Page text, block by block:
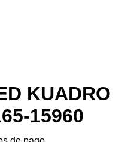
KUADRO
15960